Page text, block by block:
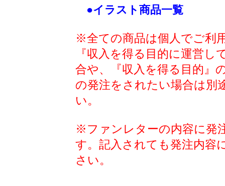
●イラスト商品一覧
※全ての商品は個人でご利
『収入を得る目的に運営
合や、『収入を得る目的』
の発注をされたい場合は別
い。
※ファンレターの内容に発
す。記入されても発注内容
さい。